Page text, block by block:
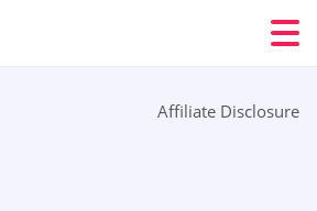
Affiliate Disclosure